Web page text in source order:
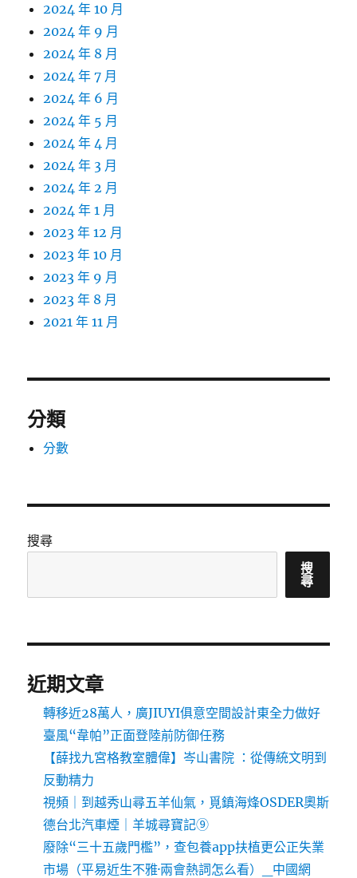
2024 年 10 月
2024 年 9 月
2024 年 8 月
2024 年 7 月
2024 年 6 月
2024 年 5 月
2024 年 4 月
2024 年 3 月
2024 年 2 月
2024 年 1 月
2023 年 12 月
2023 年 10 月
2023 年 9 月
2023 年 8 月
2021 年 11 月
分類
分數
搜尋
搜
尋
近期文章
轉移近28萬人，廣JIUYI俱意空間設計東全力做好
臺風“韋帕”正面登陸前防御任務
【薛找九宮格教室體偉】岑山書院 ：從傳統文明到
反動精力
視頻｜到越秀山尋五羊仙氣，覓鎮海烽OSDER奧斯
德台北汽車煙｜羊城尋寶記⑨
廢除“三十五歲門檻”，查包養app扶植更公正失業
市場（平易近生不雅·兩會熱詞怎么看）_中國網